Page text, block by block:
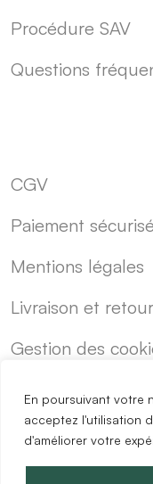
En poursuivant votre
acceptez l'utilisation
d'améliorer votre
Procédure SAV
Questions
CGV
Paiement sécurisé
Mentions légales
Livraison et retour
Gestion des